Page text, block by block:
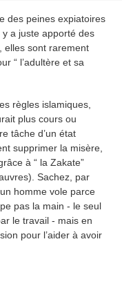
des peines expiatoires
y a juste apporté des
elles sont rarement
“ l’adultère et sa
règles islamiques,
plus cours ou
tâche d’un état
supprimer la misère,
à “ la Zakate”
Sachez, par
homme vole parce
pas la main - le seul
le travail - mais en
pour l’aider à avoir